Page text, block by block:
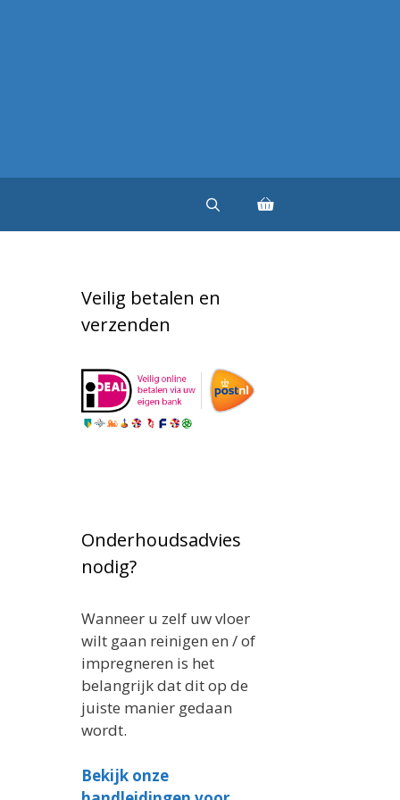
Veilig betalen en
verzenden
Onderhoudsadvies
nodig?
Wanneer u zelf uw vloer
wilt gaan reinigen en / of
impregneren is het
belangrijk dat dit op de
juiste manier gedaan
wordt.
Bekijk onze